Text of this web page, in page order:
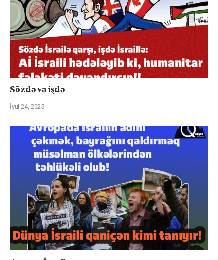
Sözdə və işdə
İyul 24, 2025